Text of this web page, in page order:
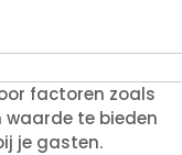
factoren zoals
waarde te bieden
je gasten.